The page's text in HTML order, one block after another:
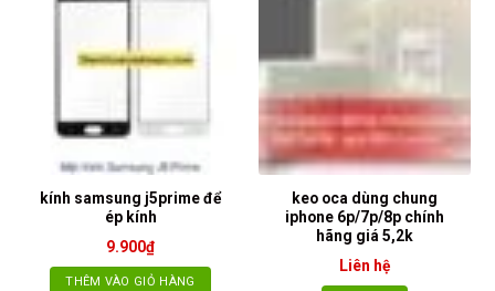
kính samsung j5prime để
ép kính
9.900₫
THÊM VÀO GIỎ HÀNG
keo oca dùng chung
iphone 6p/7p/8p chính
hãng giá 5,2k
Liên hệ